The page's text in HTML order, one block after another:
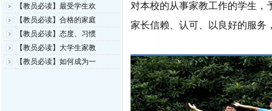
【教员必读】最受学生欢
【教员必读】合格的家庭
【教员必读】态度、习惯
【教员必读】大学生家教
【教员必读】如何成为一
对本校的从事家教工作的学生，
家长信赖、认可、以良好的服务